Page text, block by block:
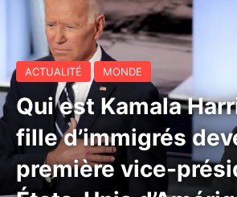
ACTUALITÉ MONDE
Qui est Kamala
fille d’immigrés
première vice-